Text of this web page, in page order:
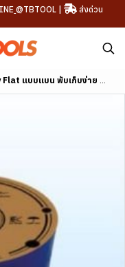
@TBTOOL |
ส่งด่วน
บบแบน พับเก็บง่าย ขนาด 1.5"-8"